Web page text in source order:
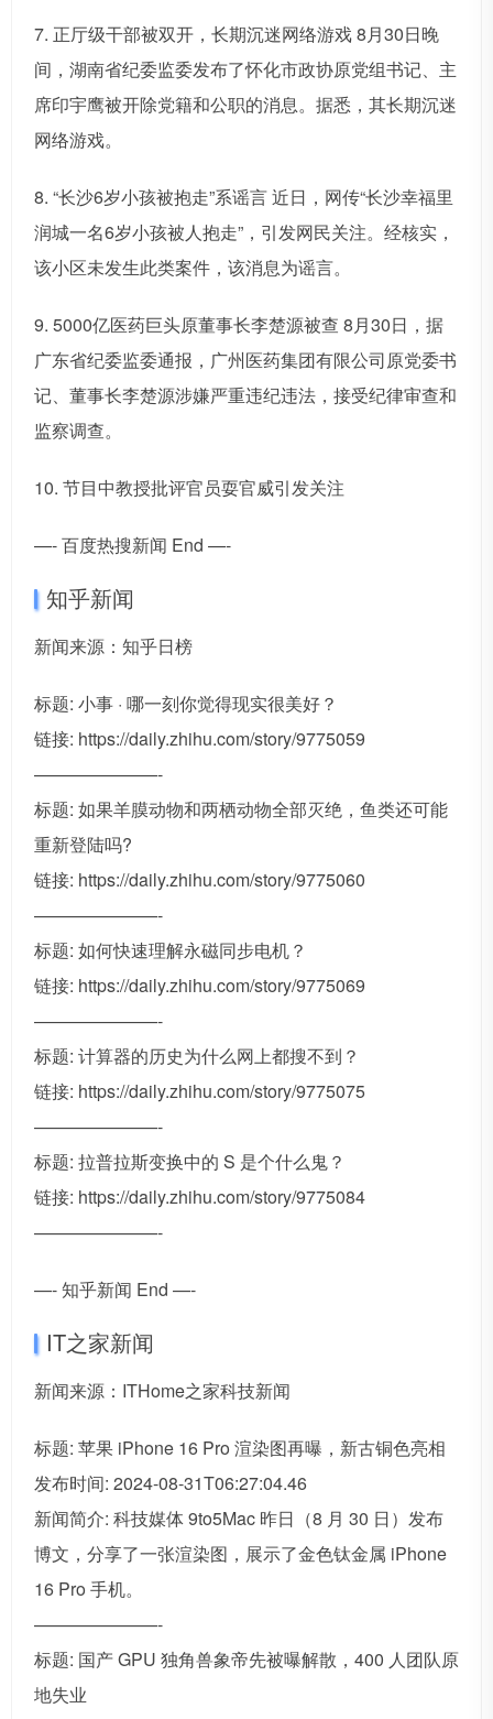
7. 正厅级干部被双开，长期沉迷网络游戏 8月30日晚
间，湖南省纪委监委发布了怀化市政协原党组书记、主
席印宇鹰被开除党籍和公职的消息。据悉，其长期沉迷
网络游戏。
8. “长沙6岁小孩被抱走”系谣言 近日，网传“长沙幸福里
润城一名6岁小孩被人抱走”，引发网民关注。经核实，
该小区未发生此类案件，该消息为谣言。
9. 5000亿医药巨头原董事长李楚源被查 8月30日，据
广东省纪委监委通报，广州医药集团有限公司原党委书
记、董事长李楚源涉嫌严重违纪违法，接受纪律审查和
监察调查。
10. 节目中教授批评官员耍官威引发关注
—- 百度热搜新闻 End —-
知乎新闻
新闻来源：知乎日榜
标题: 小事 · 哪一刻你觉得现实很美好？
链接: https://daily.zhihu.com/story/9775059
———————-
标题: 如果羊膜动物和两栖动物全部灭绝，鱼类还可能
重新登陆吗?
链接: https://daily.zhihu.com/story/9775060
———————-
标题: 如何快速理解永磁同步电机？
链接: https://daily.zhihu.com/story/9775069
———————-
标题: 计算器的历史为什么网上都搜不到？
链接: https://daily.zhihu.com/story/9775075
———————-
标题: 拉普拉斯变换中的 S 是个什么鬼？
链接: https://daily.zhihu.com/story/9775084
———————-
—- 知乎新闻 End —-
IT之家新闻
新闻来源：ITHome之家科技新闻
标题: 苹果 iPhone 16 Pro 渲染图再曝，新古铜色亮相
发布时间: 2024-08-31T06:27:04.46
新闻简介: 科技媒体 9to5Mac 昨日（8 月 30 日）发布
博文，分享了一张渲染图，展示了金色钛金属 iPhone
16 Pro 手机。
———————-
标题: 国产 GPU 独角兽象帝先被曝解散，400 人团队原
地失业